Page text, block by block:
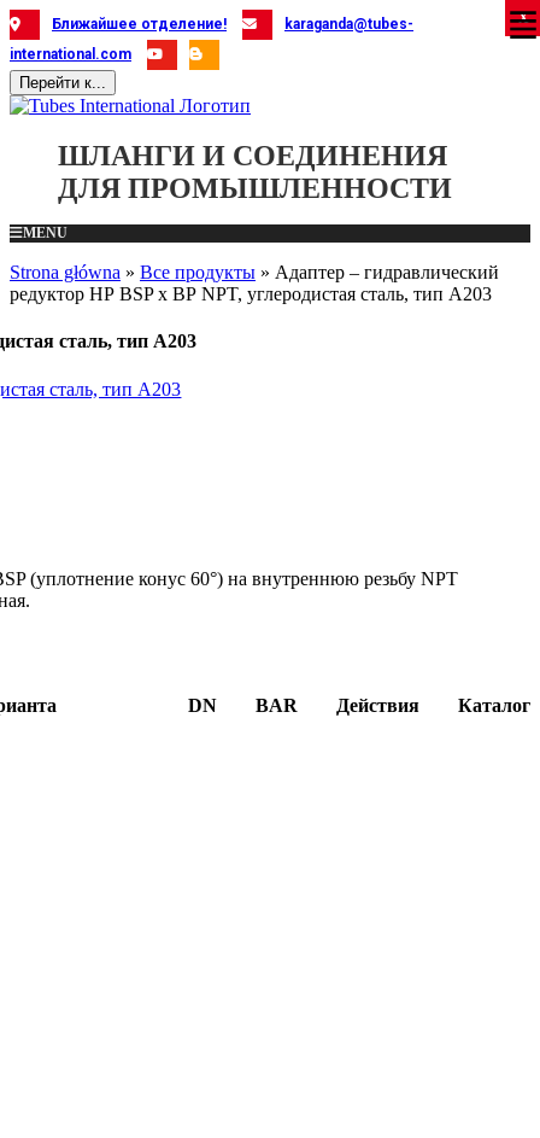
Skip
to
content
Ближайшее отделение!
karaganda@tubes-
international.com
Перейти к...
ШЛАНГИ И СОЕДИНЕНИЯ
ДЛЯ ПРОМЫШЛЕННОСТИ
MENU
Strona główna » Все продукты » Адаптер – гидравлический
редуктор НР BSP x ВР NPT, углеродистая сталь, тип A203
сталь, тип A203
(уплотнение конус 60°) на внутреннюю резьбу NPT
DN BAR Действия Каталог
X
X
X
X
X
X
X
X
X
X
X
X
X
X
X
X
X
X